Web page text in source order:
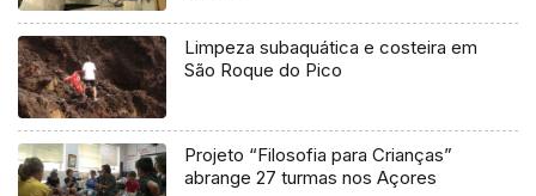
Limpeza subaquática e costeira em
São Roque do Pico
Projeto “Filosofia para Crianças”
abrange 27 turmas nos Açores